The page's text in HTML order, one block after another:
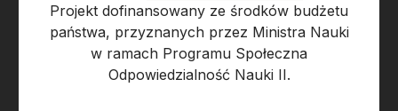
Projekt dofinansowany ze środków budżetu
państwa, przyznanych przez Ministra Nauki
w ramach Programu Społeczna
Odpowiedzialność Nauki II.